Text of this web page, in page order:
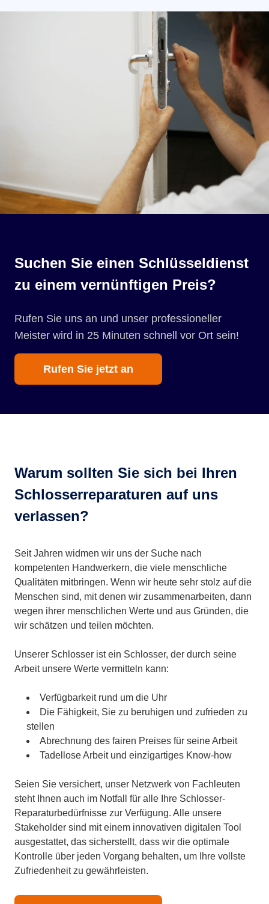
Suchen Sie einen Schlüsseldienst
zu einem vernünftigen Preis?
Rufen Sie uns an und unser professioneller
Meister wird in 25 Minuten schnell vor Ort sein!
Rufen Sie jetzt an
Warum sollten Sie sich bei Ihren
Schlosserreparaturen auf uns
verlassen?
Seit Jahren widmen wir uns der Suche nach
kompetenten Handwerkern, die viele menschliche
Qualitäten mitbringen. Wenn wir heute sehr stolz auf die
Menschen sind, mit denen wir zusammenarbeiten, dann
wegen ihrer menschlichen Werte und aus Gründen, die
wir schätzen und teilen möchten.
Unserer Schlosser ist ein Schlosser, der durch seine
Arbeit unsere Werte vermitteln kann:
Verfügbarkeit rund um die Uhr
Die Fähigkeit, Sie zu beruhigen und zufrieden zu
stellen
Abrechnung des fairen Preises für seine Arbeit
Tadellose Arbeit und einzigartiges Know-how
Seien Sie versichert, unser Netzwerk von Fachleuten
steht Ihnen auch im Notfall für alle Ihre Schlosser-
Reparaturbedürfnisse zur Verfügung. Alle unsere
Stakeholder sind mit einem innovativen digitalen Tool
ausgestattet, das sicherstellt, dass wir die optimale
Kontrolle über jeden Vorgang behalten, um Ihre vollste
Zufriedenheit zu gewährleisten.